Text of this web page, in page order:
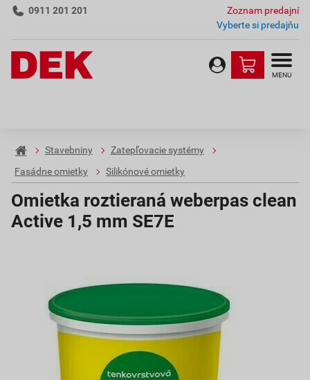
0911 201 201
Zoznam predajní
Vyberte si predajňu
MENU
Stavebniny
Zatepľovacie systémy
Fasádne omietky
Silikónové omietky
Omietka roztieraná weberpas clean
Active 1,5 mm SE7E